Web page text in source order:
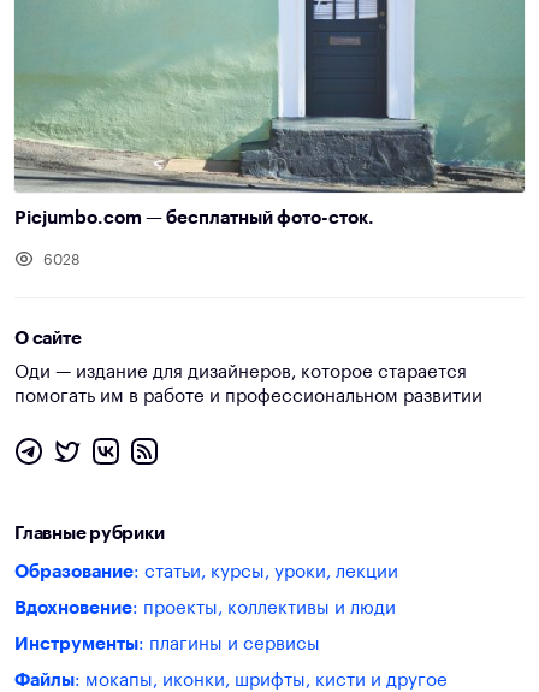
Picjumbo.com — бесплатный фото-сток.
6028
О сайте
Оди — издание для дизайнеров, которое старается
помогать им в работе и профессиональном развитии
Главные рубрики
Образование: статьи, курсы, уроки, лекции
Вдохновение: проекты, коллективы и люди
Инструменты: плагины и сервисы
Файлы: мокапы, иконки, шрифты, кисти и другое